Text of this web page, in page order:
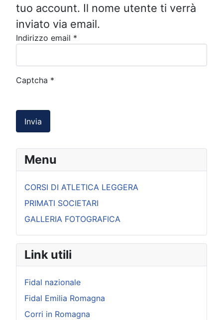
Menu
CORSI DI ATLETICA LEGGERA
PRIMATI SOCIETARI
GALLERIA FOTOGRAFICA
Link utili
Fidal nazionale
Fidal Emilia Romagna
Corri in Romagna
tuo account. Il nome utente ti verrà
inviato via email.
Indirizzo email *
Captcha *
Invia